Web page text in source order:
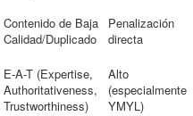
Contenido de Baja
Calidad/Duplicado
Penalización
directa
E-A-T (Expertise,
Authoritativeness,
Trustworthiness)
Alto
(especialmente
YMYL)